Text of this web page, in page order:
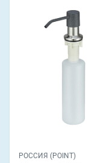
РОССИЯ (POINT)